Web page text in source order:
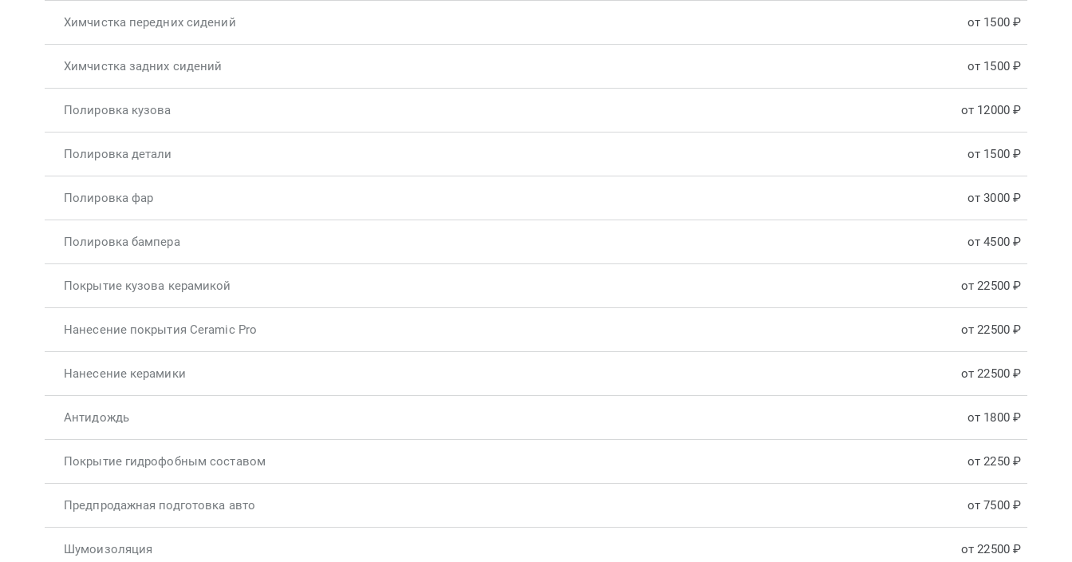
Химчистка передних сидений от 1500 ₽
Химчистка задних сидений от 1500 ₽
Полировка кузова от 12000 ₽
Полировка детали от 1500 ₽
Полировка фар от 3000 ₽
Полировка бампера от 4500 ₽
Покрытие кузова керамикой от 22500 ₽
Нанесение покрытия Ceramic Pro от 22500 ₽
Нанесение керамики от 22500 ₽
Антидождь от 1800 ₽
Покрытие гидрофобным составом от 2250 ₽
Предпродажная подготовка авто от 7500 ₽
Шумоизоляция от 22500 ₽